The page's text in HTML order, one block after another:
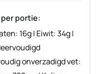
portie:
16g| Eiwit:34g|
onverzadigd vet: